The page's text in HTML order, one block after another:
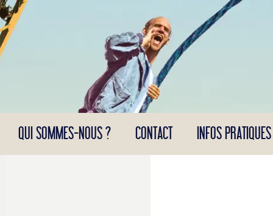
Panneau de gestion des cookies
QUI SOMMES-NOUS ? CONTACT INFOS PRATIQUES